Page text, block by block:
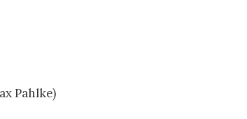
Pahlke)